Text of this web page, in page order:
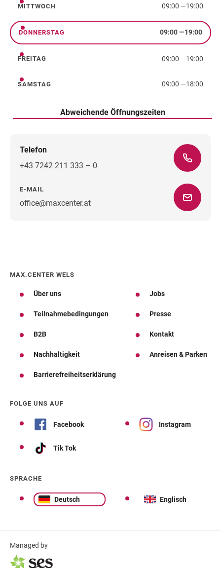
Mittwoch
MITTWOCH 09:00 —19:00
Donnerstag
DONNERSTAG 09:00—19:00
Freitag
FREITAG 09:00 —19:00
Samstag
SAMSTAG 09:00 —18:00
Abweichende Öffnungszeiten
Telefon
+43 7242 211 333 – 0
E-MAIL
office@maxcenter.atWegbeschreibung
MAX.CENTER WELS
Über uns Jobs
Teilnahmebedingungen Presse
B2B Kontakt
Nachhaltigkeit Anreisen & Parken
Barrierefreiheitserklärung
FOLGE UNS AUF
Facebook Instagram
Tik Tok
SPRACHE
Deutsch Englisch
Managed by